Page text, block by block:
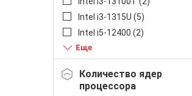
Intel i3-1315U (5)
Intel i5-12400 (2)
Intel i5-12500 (
Intel i5-1335U ( 3)
Количество ядер
процессора